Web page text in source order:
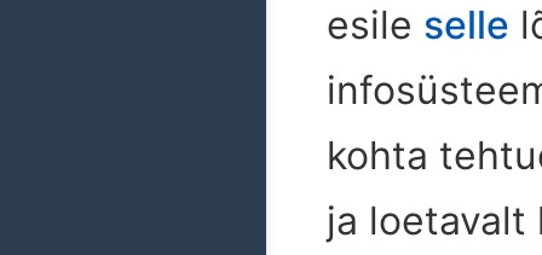
esile selle
kohta
ja loetavalt